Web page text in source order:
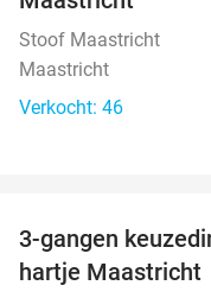
Stoof Maastricht
Maastricht
Verkocht: 46
3-gangen
hartje Maastricht